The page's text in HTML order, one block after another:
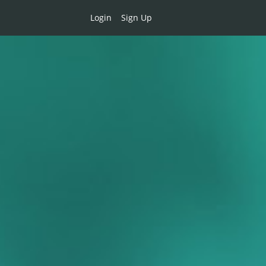
Login Sign Up